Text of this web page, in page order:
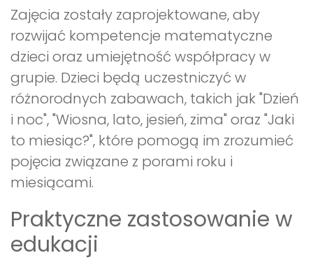
Zajęcia zostały zaprojektowane, aby
rozwijać kompetencje matematyczne
dzieci oraz umiejętność współpracy w
grupie. Dzieci będą uczestniczyć w
różnorodnych zabawach, takich jak "Dzień
i noc", "Wiosna, lato, jesień, zima" oraz "Jaki
to miesiąc?", które pomogą im zrozumieć
pojęcia związane z porami roku i
miesiącami.
Praktyczne zastosowanie w
edukacji